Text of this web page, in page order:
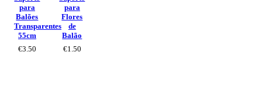
para
Balões
Transparentes
55cm
€3.50
para
Flores
de
Balão
€1.50